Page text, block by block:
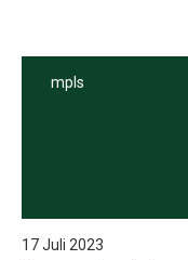
mpls
17 Juli 2023